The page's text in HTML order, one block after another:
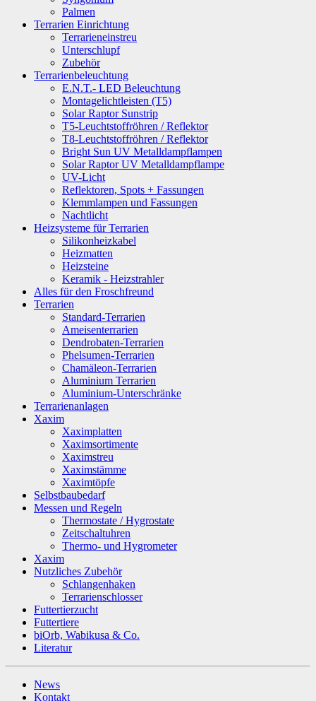
Palmen
Terrarien Einrichtung
Terrarieneinstreu
Unterschlupf
Zubehör
Terrarienbeleuchtung
E.N.T.- LED Beleuchtung
Montagelichtleisten (T5)
Solar Raptor Sunstrip
T5-Leuchtstoffröhren / Reflektor
T8-Leuchtstoffröhren / Reflektor
Bright Sun UV Metalldampflampen
Solar Raptor UV Metalldampflampe
UV-Licht
Reflektoren, Spots + Fassungen
Klemmlampen und Fassungen
Nachtlicht
Heizsysteme für Terrarien
Silikonheizkabel
Heizmatten
Heizsteine
Keramik - Heizstrahler
Alles für den Froschfreund
Terrarien
Standard-Terrarien
Ameisenterrarien
Dendrobaten-Terrarien
Phelsumen-Terrarien
Chamäleon-Terrarien
Aluminium Terrarien
Aluminium-Unterschränke
Terrarienanlagen
Xaxim
Xaximplatten
Xaximsortimente
Xaximstreu
Xaximstämme
Xaximtöpfe
Selbstbaubedarf
Messen und Regeln
Thermostate / Hygrostate
Zeitschaltuhren
Thermo- und Hygrometer
Xaxim
Nutzliches Zubehör
Schlangenhaken
Terrarienschlosser
Futtertierzucht
Futtertiere
biOrb, Wabikusa & Co.
Literatur
News
Kontakt